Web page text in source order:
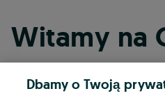
Witamy na
Kontynuuj
Dbamy o Twoją